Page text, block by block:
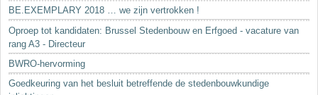
BE.EXEMPLARY 2018 … we zijn vertrokken !
Oproep tot kandidaten: Brussel Stedenbouw en Erfgoed - vacature van
rang A3 - Directeur
BWRO-hervorming
Goedkeuring van het besluit betreffende de stedenbouwkundige